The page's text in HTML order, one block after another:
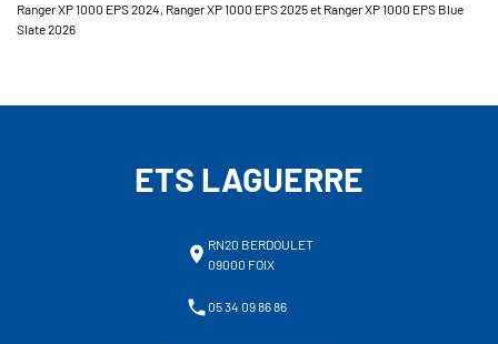
Ranger XP 1000 EPS 2024, Ranger XP 1000 EPS 2025 et Ranger XP 1000 EPS Blue
Slate 2026
ETS LAGUERRE
RN20 BERDOULET
09000 FOIX
05 34 09 86 86